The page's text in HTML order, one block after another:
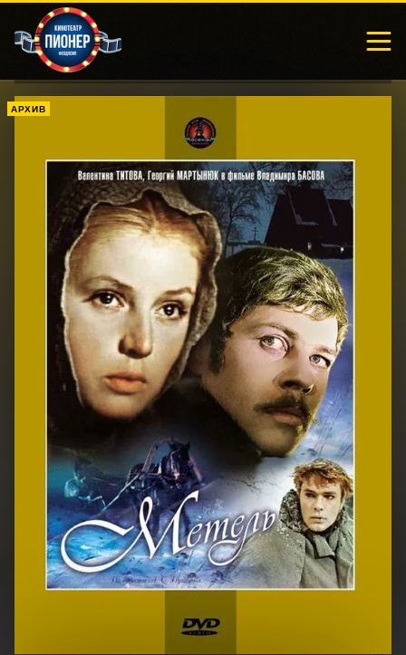
АРХИВ